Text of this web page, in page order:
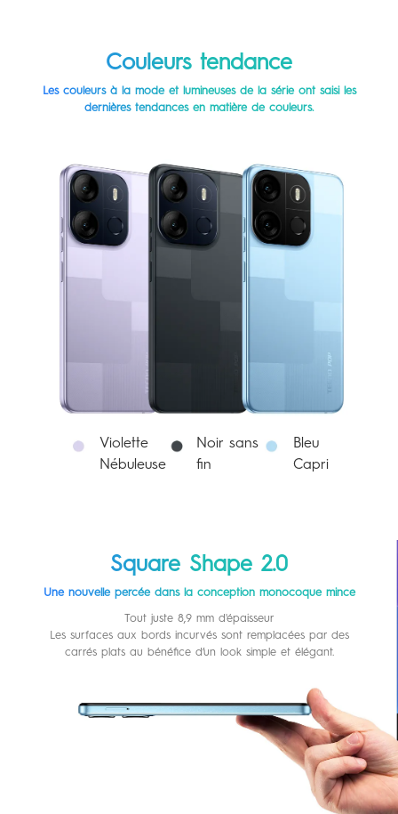
Couleurs tendance
Les couleurs à la mode et lumineuses de la série ont saisi les
dernières tendances en matière de couleurs.
Violette
Nébuleuse
Noir sans
fin
Bleu
Capri
Square Shape 2.0
Une nouvelle percée dans la conception monocoque mince
Tout juste 8,9 mm d'épaisseur
Les surfaces aux bords incurvés sont remplacées par des
carrés plats au bénéfice d’un look simple et élégant.